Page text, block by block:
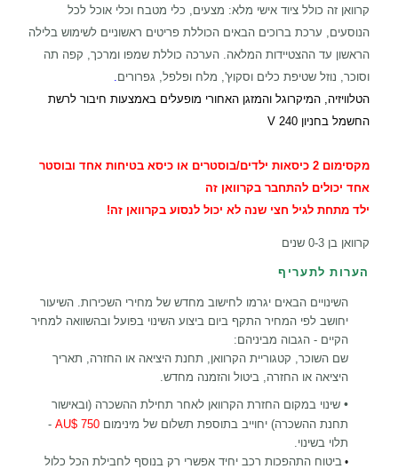
קרוואן זה כולל ציוד אישי מלא: מצעים, כלי מטבח וכלי אוכל לכל
הנוסעים, ערכת ברוכים הבאים הכוללת פריטים ראשוניים לשימוש בלילה
הראשון עד ההצטיידות המלאה. הערכה כוללת שמפו ומרכך, קפה תה
וסוכר, נוזל שטיפת כלים וסקוץ', מלח ופלפל, גפרורים
הטלוויזיה, המיקרוגל והמזגן האחורי מופעלים באמצעות חיבור לרשת
החשמל בחניון 240 V
מקסימום 2 כיסאות ילדים/בוסטרים או כיסא בטיחות אחד ובוסטר
אחד יכולים להתחבר בקרוואן זה
ילד מתחת לגיל חצי שנה לא יכול לנסוע בקרוואן זה!
קרוואן בן 0-3 שנים
הערות לתעריף
השינויים הבאים יגרמו לחישוב מחדש של מחירי השכירות. השיעור
יחושב לפי המחיר התקף ביום ביצוע השינוי בפועל ובהשוואה למחיר
הקיים - הגבוה מביניהם:
שם השוכר, קטגוריית הקרוואן, תחנת היציאה או החזרה, תאריך
היציאה או החזרה, ביטול והזמנה מחדש.
• שינוי במקום החזרת הקרוואן לאחר תחילת ההשכרה (ובאישור
תחנת ההשכרה) יחוייב בתוספת תשלום של מינימום 750 $AU
-
תלוי בשינוי.
• ביטוח התהפכות רכב יחיד אפשרי רק בנוסף לחבילת הכל כלול